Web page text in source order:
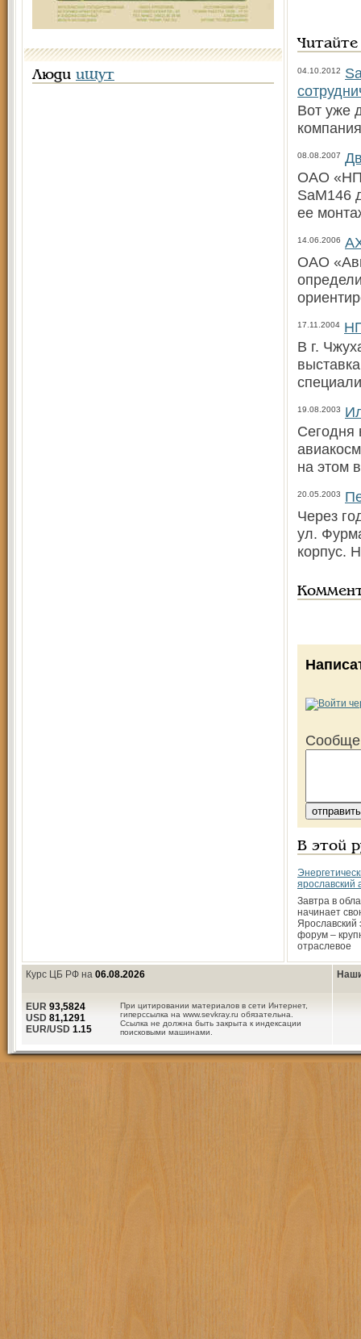
Люди ищут 04.10.2012
Вот уже
08.08.2007
ОАО
SaM146
ее
14.06.2006
ОАО
17.11.2004
В г.
19.08.2003
Сегодня
на этом
20.05.2003
Через
ул.
корпус.
В этой
ярославский
Завтра в
начинает
Ярославский
форум –
отраслевое
Курс ЦБ РФ на 06.08.2026
При цитировании материалов в сети Интернет,
гиперссылка на www.sevkray.ru обязательна.
Ссылка не должна быть закрыта к индексации
поисковыми машинами.
EUR 93,5824
USD 81,1291
EUR/USD 1.15